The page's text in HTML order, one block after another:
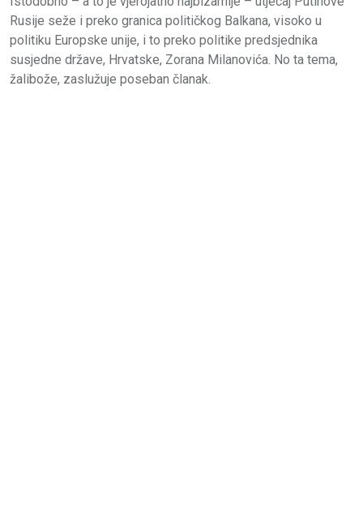
Rusije seže i preko granica političkog Balkana, visoko u
politiku Europske unije, i to preko politike predsjednika
susjedne države, Hrvatske, Zorana Milanovića. No ta tema,
žalibože, zaslužuje poseban članak.